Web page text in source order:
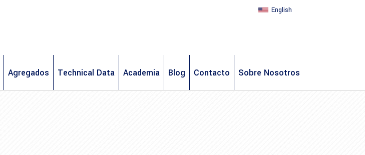
English
Agregados Technical Data Academia Blog Contacto Sobre Nosotros